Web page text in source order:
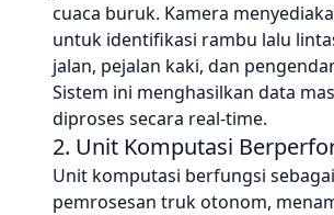
cuaca buruk. Kamera
untuk identifikasi rambu lalu
jalan, pejalan kaki, dan
Sistem ini menghasilkan data
diproses secara real-time.
2. Unit Komputasi
Unit komputasi berfungsi
pemrosesan truk otonom,